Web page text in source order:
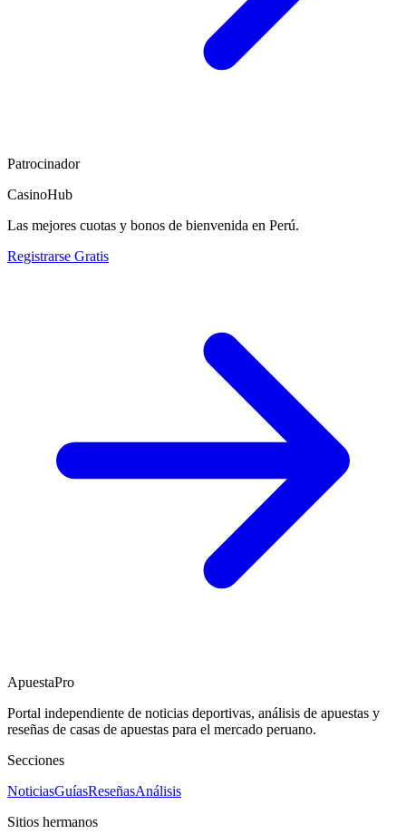
Patrocinador
CasinoHub
Las mejores cuotas y bonos de bienvenida en Perú.
Registrarse Gratis
ApuestaPro
Portal independiente de noticias deportivas, análisis de apuestas y
reseñas de casas de apuestas para el mercado peruano.
Secciones
NoticiasGuíasReseñasAnálisis
Sitios hermanos